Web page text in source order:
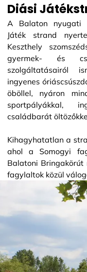
Diási
A Balaton nyugati
Játék strand
Keszthely
gyermek- és
szolgáltatásairól
ingyenes
öböllel, nyáron
sportpályákkal,
családbarát
Kihagyhatatlan a
ahol a Somogyi
Balatoni
fagylaltok közül